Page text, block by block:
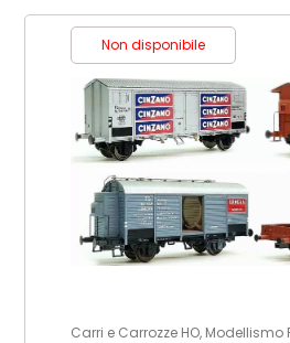
Non disponibile
Carri e Carrozze HO,